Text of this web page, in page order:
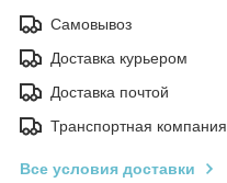
Самовывоз
Доставка курьером
Доставка почтой
Транспортная компания
Все условия доставки